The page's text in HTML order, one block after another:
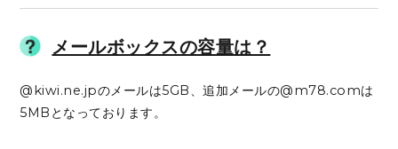
メールボックスの容量は？
@kiwi.ne.jpのメールは5GB、追加メールの@m78.comは
5MBとなっております。